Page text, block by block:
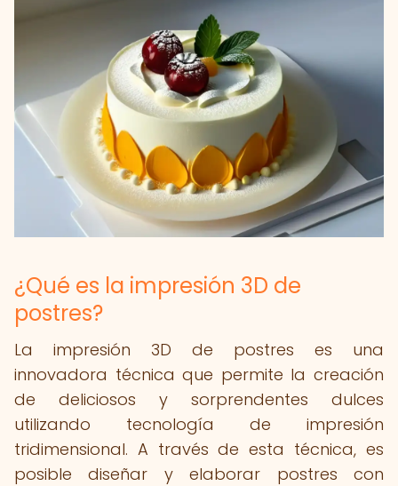
¿Qué es la impresión 3D de
postres?
La impresión 3D de postres es una
innovadora técnica que permite la creación
de deliciosos y sorprendentes dulces
utilizando tecnología de impresión
tridimensional. A través de esta técnica, es
posible diseñar y elaborar postres con